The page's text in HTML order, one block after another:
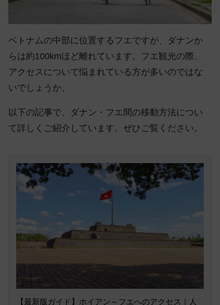
ベトナムの中部に位置するフエですが、ダナンか
らは約100kmほど離れています。フエ観光の際、
アクセスについて悩まれている方が多いのではな
いでしょうか。
以下の記事で、ダナン・フエ間の移動方法につい
て詳しくご紹介しています。ぜひご覧ください。